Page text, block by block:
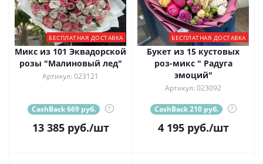
БЕСПЛАТНАЯ ДОСТАВКА
Микс из 101 Эквадорской
розы "Малиновый лед"
Артикул: 023121
CashBack 669 руб. ?
13 385руб./шт
БЕСПЛАТНАЯ ДОСТАВКА
Букет из 15 кустовых
роз-микс " Радуга
эмоций"
Артикул: 023092
CashBack 210 руб. ?
4 195руб./шт